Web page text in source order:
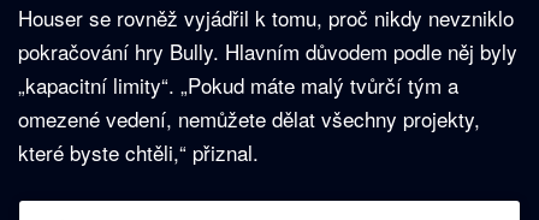
Houser se rovněž vyjádřil k tomu, proč nikdy nevzniklo
pokračování hry Bully. Hlavním důvodem podle něj byly
„kapacitní limity“. „Pokud máte malý tvůrčí tým a
omezené vedení, nemůžete dělat všechny projekty,
které byste chtěli,“ přiznal.